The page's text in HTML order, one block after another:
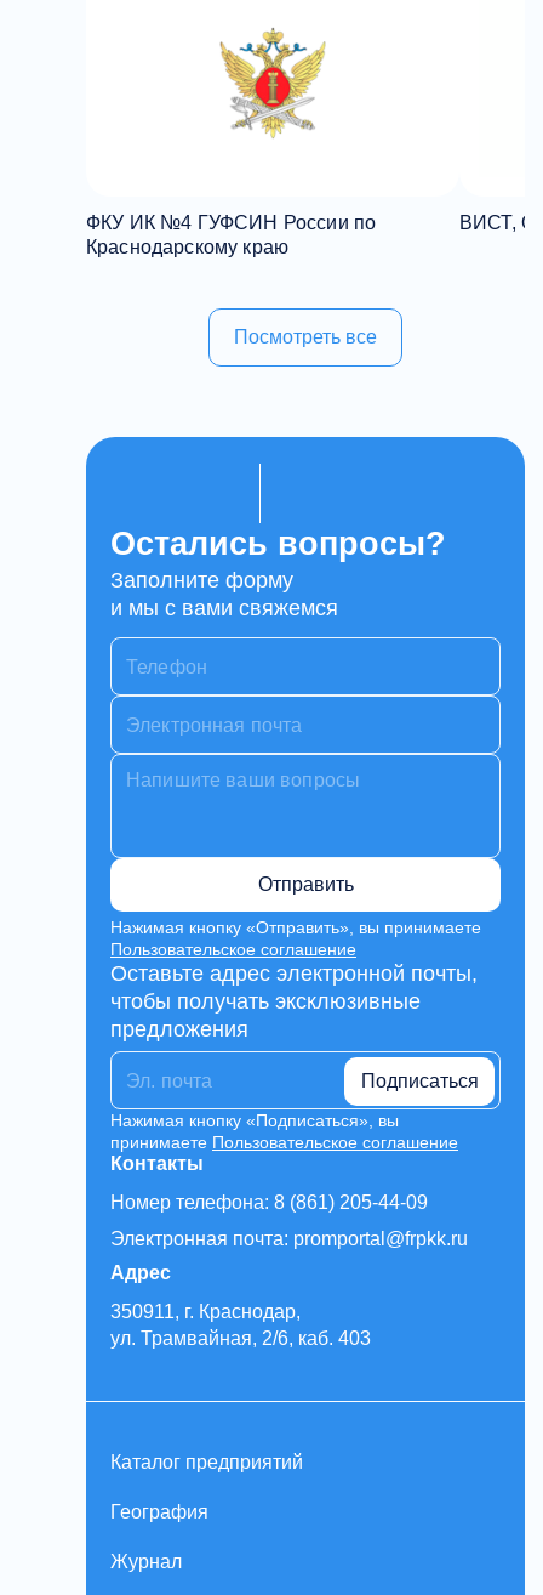
ФКУ ИК №4 ГУФСИН России по
Краснодарскому краю
ВИСТ,
Посмотреть все
Контакты
Номер телефона: 8 (861) 205-44-09
Электронная почта: promportal@frpkk.ru
Адрес
350911, г. Краснодар,
ул. Трамвайная, 2/6, каб. 403
Остались вопросы?
Заполните форму
и мы с вами свяжемся
Отправить
Нажимая кнопку «Отправить», вы принимаете
Пользовательское соглашение
Оставьте адрес электронной почты,
чтобы получать эксклюзивные
предложения
Подписаться
Нажимая кнопку «Подписаться», вы
принимаете Пользовательское соглашение
Каталог предприятий
География
Журнал